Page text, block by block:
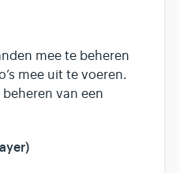
mee te beheren
mee uit te voeren.
van een